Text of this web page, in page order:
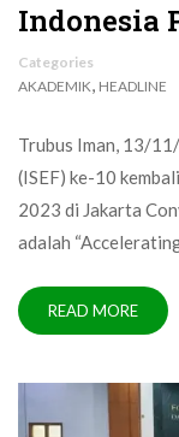
Indonesia
Categories
AKADEMIK, HEADLINE
Trubus Iman, 13/
(ISEF) ke-10
2023 di Jakarta
adalah
READ MORE